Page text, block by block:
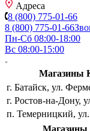
Адреса
8 (800) 775-01-66
8 (800) 775-01-66
Пн-Сб 08:00-18:00
Вс 08:00-15:00
Магазины
г. Батайск, ул.
г. Ростов-на-Дону,
п. Темерницкий,
Магазины